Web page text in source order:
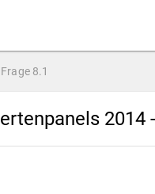
Frage 8.1
2014